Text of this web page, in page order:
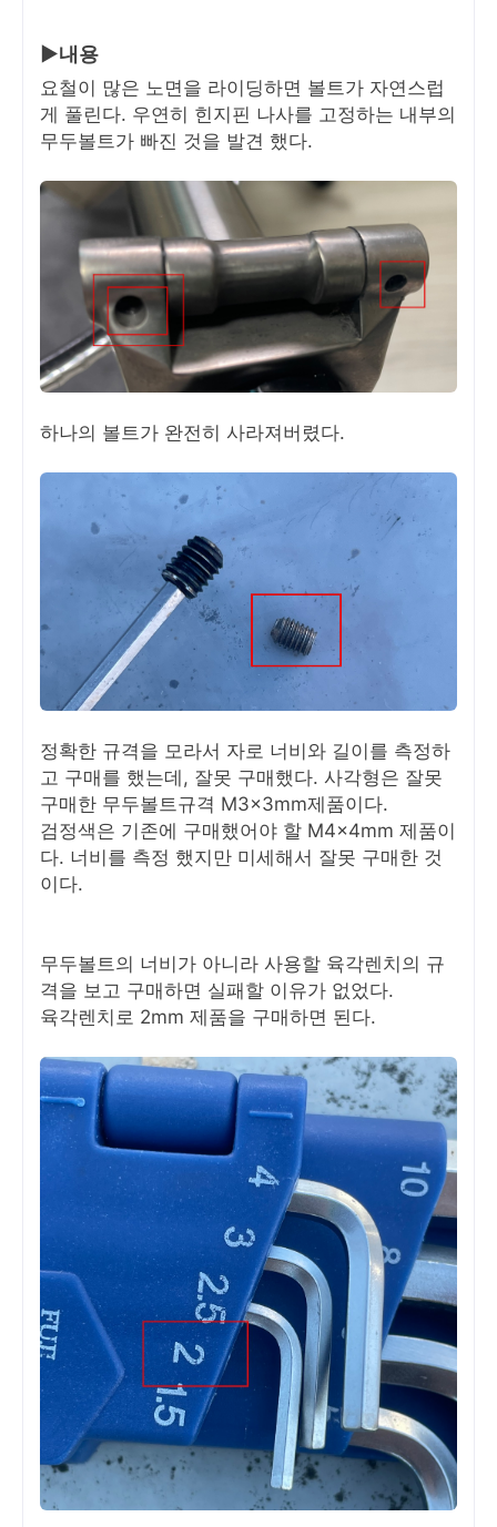
▶내용
요철이 많은 노면을 라이딩하면 볼트가 자연스럽
게 풀린다. 우연히 힌지핀 나사를 고정하는 내부의
무두볼트가 빠진 것을 발견 했다.
하나의 볼트가 완전히 사라져버렸다.
정확한 규격을 모라서 자로 너비와 길이를 측정하
고 구매를 했는데, 잘못 구매했다. 사각형은 잘못
구매한 무두볼트규격 M3x3mm제품이다.
검정색은 기존에 구매했어야 할 M4x4mm 제품이
다. 너비를 측정 했지만 미세해서 잘못 구매한 것
이다.
무두볼트의 너비가 아니라 사용할 육각렌치의 규
격을 보고 구매하면 실패할 이유가 없었다.
육각렌치로 2mm 제품을 구매하면 된다.